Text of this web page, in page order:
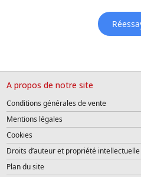
A propos de notre site
Conditions générales de vente
Mentions légales
Cookies
Droits d’auteur et propriété
Plan du site